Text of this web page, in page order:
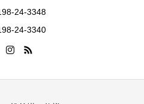
24-3348
24-3340